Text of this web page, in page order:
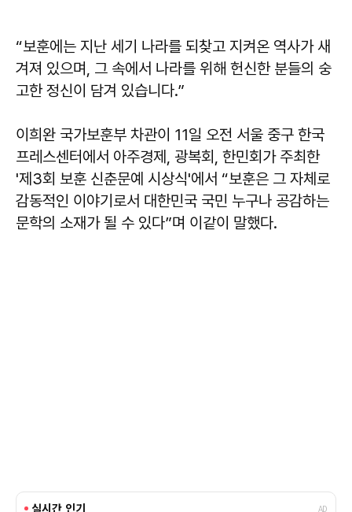
“보훈에는 지난 세기 나라를 되찾고 지켜온 역사가 새
겨져 있으며, 그 속에서 나라를 위해 헌신한 분들의 숭
고한 정신이 담겨 있습니다.”
이희완 국가보훈부 차관이 11일 오전 서울 중구 한국
프레스센터에서 아주경제, 광복회, 한민회가 주최한
'제3회 보훈 신춘문예 시상식'에서 “보훈은 그 자체로
감동적인 이야기로서 대한민국 국민 누구나 공감하는
문학의 소재가 될 수 있다”며 이같이 말했다.